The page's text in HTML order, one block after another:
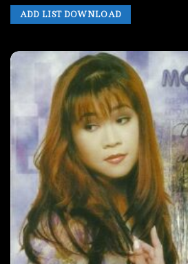
ADD LIST DOWNLOAD